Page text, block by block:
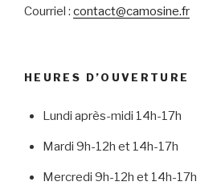
Courriel : contact@camosine.fr
HEURES D’OUVERTURE
Lundi après-midi 14h-17h
Mardi 9h-12h et 14h-17h
Mercredi 9h-12h et 14h-17h